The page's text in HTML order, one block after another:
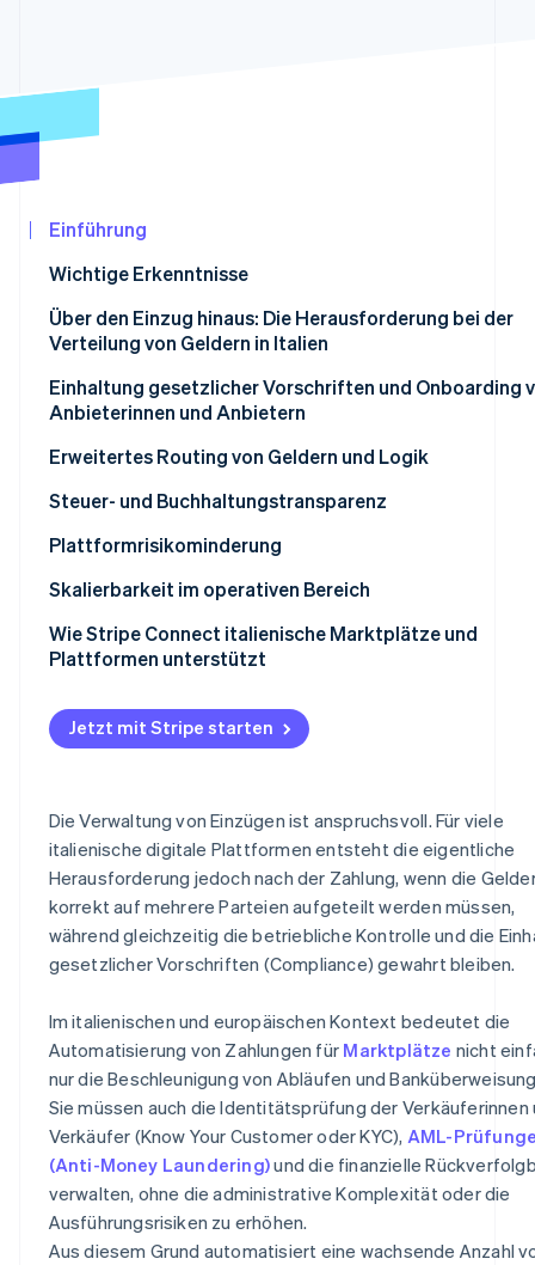
Stripe-Sessions 2026
Erfahren Sie, wie Stripe Lösungen für
Einführung
Wichtige Erkenntnisse
Über den Einzug hinaus: Die Herausforderung bei der
Verteilung von Geldern in Italien
Einhaltung gesetzlicher Vorschriften und Onboarding
Anbieterinnen und Anbietern
Warum die KYC-Verifizierung wichtig ist
Was ist der beste Ansatz, um die Einhaltung von AML-
sicherzustellen?
Erweitertes Routing von Geldern und Logik
Was ist der Unterschied zwischen dem
Steuer- und Buchhaltungstransparenz
Gebühren und Zahlungen automatisch trennen
Plattformrisikominderung
Reduzieren Sie das operative Risiko durch
Skalierbarkeit im operativen Bereich
Zahlungsorchestrierung als strategischer Hebel
Wie Stripe Connect italienische Marktplätze und
Plattformen unterstützt
Jetzt mit Stripe starten
Die Verwaltung von Einzügen ist anspruchsvoll. Für viele
italienische digitale Plattformen entsteht die eigentliche
Herausforderung jedoch nach der Zahlung, wenn die
korrekt auf mehrere Parteien aufgeteilt werden müssen,
während gleichzeitig die betriebliche Kontrolle und die
gesetzlicher Vorschriften (Compliance) gewahrt bleiben.
Im italienischen und europäischen Kontext bedeutet die
Automatisierung von Zahlungen für Marktplätze nicht
nur die Beschleunigung von Abläufen und
Sie müssen auch die Identitätsprüfung der Verkäuferinnen
Verkäufer (Know Your Customer oder KYC), AML-
(Anti-Money Laundering)und die finanzielle
verwalten, ohne die administrative Komplexität oder die
Ausführungsrisiken zu erhöhen.
Aus diesem Grund automatisiert eine wachsende Anzahl